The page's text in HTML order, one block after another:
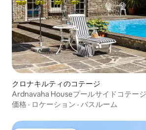
クロナキルティのコテージ
Ardnavaha Houseプールサイドコテー
価格 · ロケーション · バスルーム